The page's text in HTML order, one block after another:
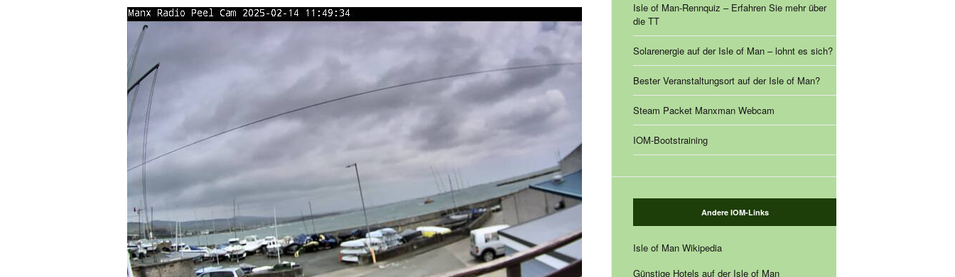
Isle of Man-Rennquiz – Erfahren Sie mehr über
die TT
Solarenergie auf der Isle of Man – lohnt es sich?
Bester Veranstaltungsort auf der Isle of Man?
Steam Packet Manxman Webcam
IOM-Bootstraining
Andere IOM-Links
Isle of Man Wikipedia
Günstige Hotels auf der Isle of Man